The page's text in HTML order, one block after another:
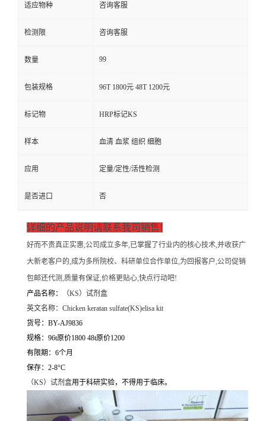
适应物种 咨询客服
检测限 咨询客服
数量 99
包装规格 96T 1800元 48T 1200元
标记物 HRP标记KS
样本 血清 血浆 组织 细胞
应用 定量/定性/活性检测
是否进口 否
详细的产品说明请联系我司销售!
好而不贵真正实惠,公司成立多年,已掌握了行业内的核心技术,并收获广
大新老客户的,成为多所院校、科研单位合作单位,为回报客户,公司促销
包邮还代测,质量有保证,价格更贴心,快点行动吧!
产品名称：
（KS）试剂盒
英文名称： Chicken keratan sulfate(KS)elisa kit
货号：BY-AJ9836
规格：96t原价1800 48t原价1200
有限期：6个月
保存：2-8°C
（KS）试剂盒用于科研实验，不得用于临床。